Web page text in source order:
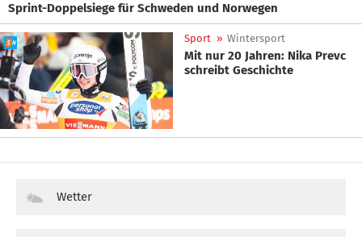
Sprint-Doppelsiege für Schweden und Norwegen
Sport » Wintersport
Mit nur 20 Jahren: Nika Prevc
schreibt Geschichte
Wetter